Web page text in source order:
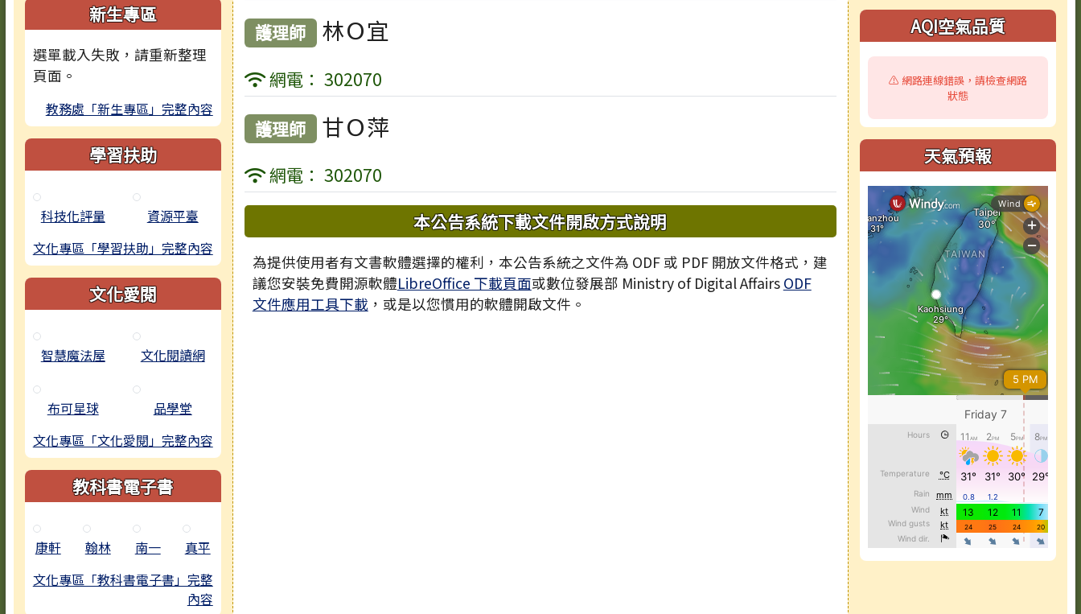
新生專區
選單載入失敗，請重新整理
頁面。
教務處「新生專區」完整內容
學習扶助
科技化評量
資源平臺
文化專區「學習扶助」完整內容
文化愛閱
智慧魔法屋 文化閱讀網
布可星球
品學堂
文化專區「文化愛閱」完整內容
教科書電子書
康軒 翰林 南一
真平
文化專區「教科書電子書」完整
內容
護理師 林Ｏ宜
網電： 302070
護理師 甘Ｏ萍
網電： 302070
下中區域內容 本公告系統下載文件開啟方式說明
為提供使用者有文書軟體選擇的權利，本公告系統之文件為 ODF 或 PDF 開放文件格式，建
議您安裝免費開源軟體LibreOffice 下載頁面或數位發展部 Ministry of Digital Affairs ODF
文件應用工具下載 ，或是以您慣用的軟體開啟文件。
AQI空氣品質
⚠️ 網路連線錯誤，請檢查網路
狀態
天氣預報